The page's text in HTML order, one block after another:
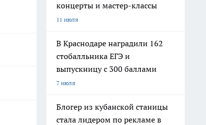
концерты и мастер-классы
11 июля
В Краснодаре наградили 162
стобалльника ЕГЭ и
выпускницу с 300 баллами
7 июля
Блогер из кубанской станицы
стала лидером по рекламе в